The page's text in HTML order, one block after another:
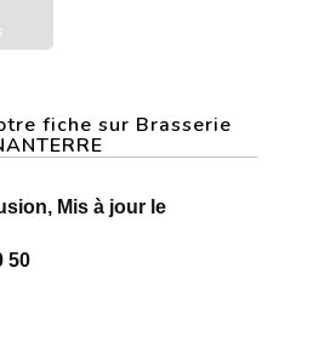
fiche sur Brasserie
Mis à jour le
50